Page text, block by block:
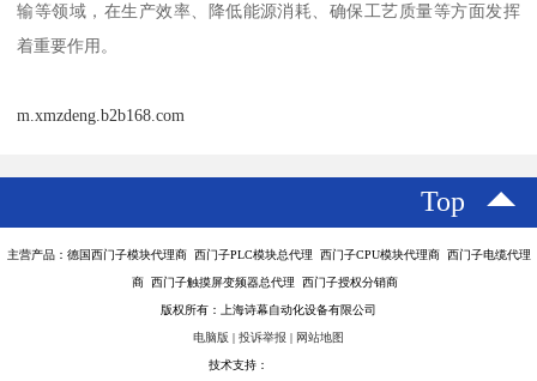
输等领域，在生产效率、降低能源消耗、确保工艺质量等方面发挥
着重要作用。
m.xmzdeng.b2b168.com
Top
主营产品：德国西门子模块代理商 西门子PLC模块总代理 西门子CPU模块代理商 西门子电缆代理
商 西门子触摸屏变频器总代理 西门子授权分销商
版权所有：上海诗幕自动化设备有限公司
电脑版 | 投诉举报 | 网站地图
技术支持：